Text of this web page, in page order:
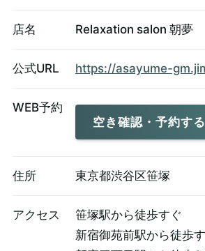
店名 Relaxation salon 朝夢
公式URL https://asayume-
WEB予約
空き確認・予約する
住所 東京都渋谷区笹塚
アクセス
笹塚駅から徒歩すぐ
新宿御苑前駅から徒歩